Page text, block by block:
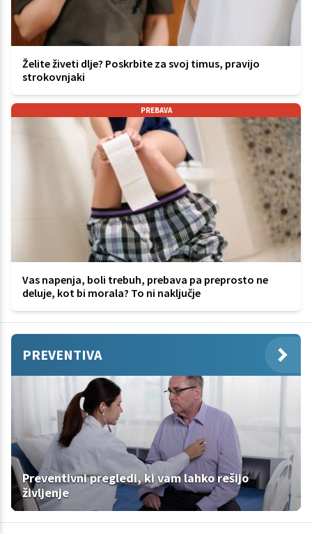
Želite živeti dlje? Poskrbite za svoj timus, pravijo
strokovnjaki
PREBAVA
Vas napenja, boli trebuh, prebava pa preprosto ne
deluje, kot bi morala? To ni naključje
PREVENTIVA
Preventivni pregledi, ki vam lahko rešijo
življenje